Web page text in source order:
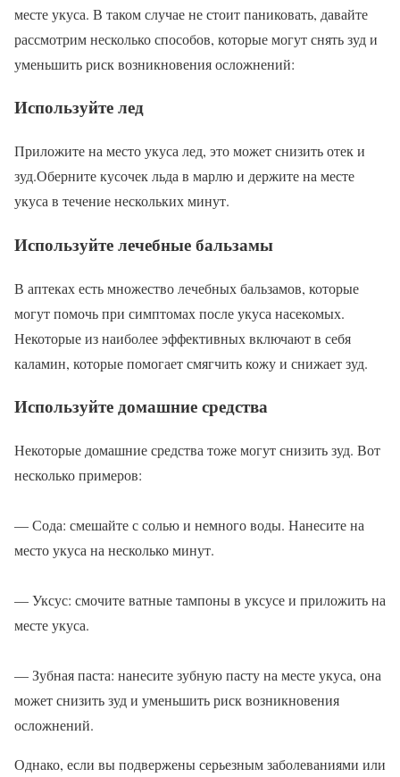
месте укуса. В таком случае не стоит паниковать, давайте
рассмотрим несколько способов, которые могут снять зуд и
уменьшить риск возникновения осложнений:
Используйте лед
Приложите на место укуса лед, это может снизить отек и
зуд.Оберните кусочек льда в марлю и держите на месте
укуса в течение нескольких минут.
Используйте лечебные бальзамы
В аптеках есть множество лечебных бальзамов, которые
могут помочь при симптомах после укуса насекомых.
Некоторые из наиболее эффективных включают в себя
каламин, которые помогает смягчить кожу и снижает зуд.
Используйте домашние средства
Некоторые домашние средства тоже могут снизить зуд. Вот
несколько примеров:
— Сода: смешайте с солью и немного воды. Нанесите на
место укуса на несколько минут.
— Уксус: смочите ватные тампоны в уксусе и приложить на
месте укуса.
— Зубная паста: нанесите зубную пасту на месте укуса, она
может снизить зуд и уменьшить риск возникновения
осложнений.
Однако, если вы подвержены серьезным заболеваниями или